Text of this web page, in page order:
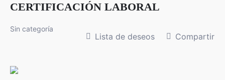
CERTIFICACIÓN LABORAL
Sin categoría
Lista de deseos Compartir